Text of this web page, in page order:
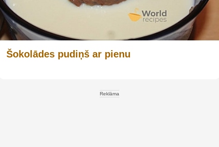
Šokolādes pudiņš ar pienu
Reklāma